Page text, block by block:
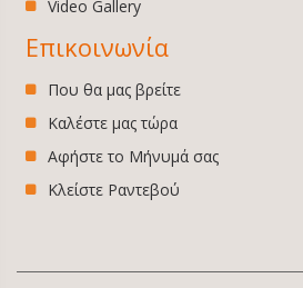
Video Gallery
Επικοινωνία
Που θα μας βρείτε
Καλέστε μας τώρα
Αφήστε το Μήνυμά σας
Κλείστε Ραντεβού